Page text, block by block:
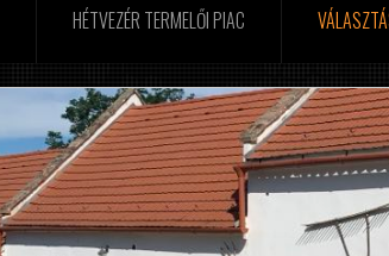
HÉTVEZÉR TERMELŐI PIAC